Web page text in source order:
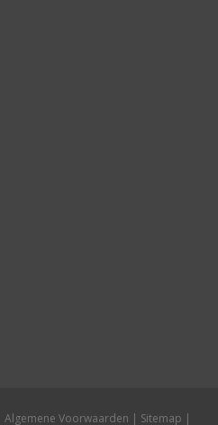
Algemene Voorwaarden | Sitemap |